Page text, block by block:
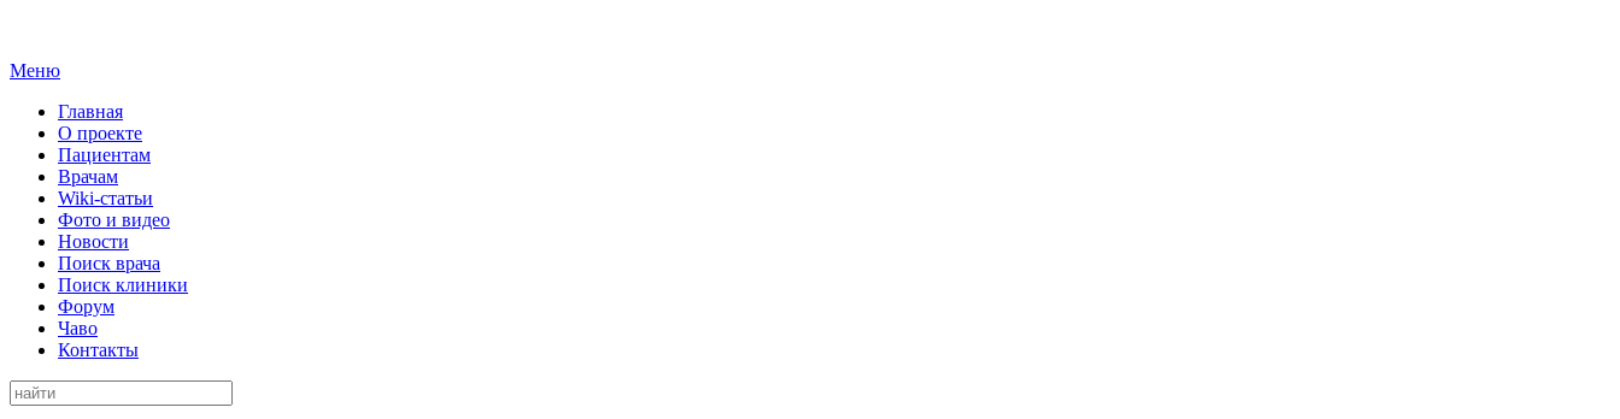
Меню
Главная
О проекте
Пациентам
Врачам
Wiki-статьи
Фото и видео
Новости
Поиск врача
Поиск клиники
Форум
Чаво
Контакты